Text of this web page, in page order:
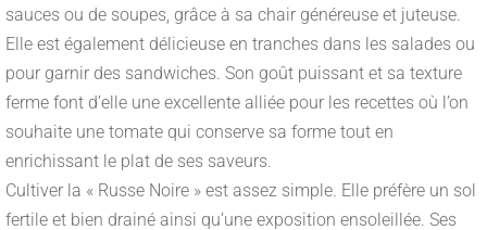
sauces ou de soupes, grâce à sa chair généreuse et juteuse.
Elle est également délicieuse en tranches dans les salades ou
pour garnir des sandwiches. Son goût puissant et sa texture
ferme font d’elle une excellente alliée pour les recettes où l’on
souhaite une tomate qui conserve sa forme tout en
enrichissant le plat de ses saveurs.
Cultiver la « Russe Noire » est assez simple. Elle préfère un sol
fertile et bien drainé ainsi qu’une exposition ensoleillée. Ses